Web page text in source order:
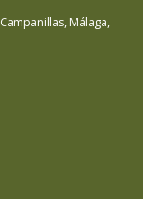
Campanillas, Málaga,